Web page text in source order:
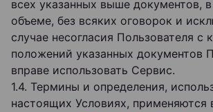
всех указанных выше документов,
объеме, без всяких оговорок и
случае несогласия Пользователя с
положений указанных документов
вправе использовать Сервис.
1.4. Термины и определения,
настоящих Условиях, применяются